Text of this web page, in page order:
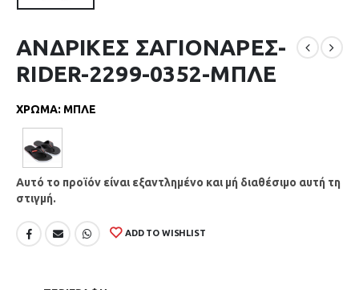
ΑΝΔΡΙΚΕΣ ΣΑΓΙΟΝΑΡΕΣ-
RIDER-2299-0352-ΜΠΛΕ
ΧΡΩΜΑ: ΜΠΛΕ
Αυτό το προϊόν είναι εξαντλημένο και μή διαθέσιμο αυτή τη
στιγμή.
ADD TO WISHLIST